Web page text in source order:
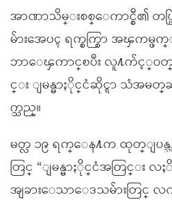
အာဏာသိမ္းစစ္ေကာင္စီ၏ တပ္ဖ
မ်ားအေပၚ ရက္စက္စြာ အၾက
ဘာေၾကာင္ၿပီး လူ႔က်င့္
င္း ျမန္မာႏိုင္ငံဆိုင္ရာ သံအ
က္သည္။
မတ္လ ၁၉ ရက္ေန႔က ထုတ္ျပ
တြင္ “ျမန္မာႏိုင္ငံအတြင္း
အျခားေသာေဒသမ်ားတြင္ လ